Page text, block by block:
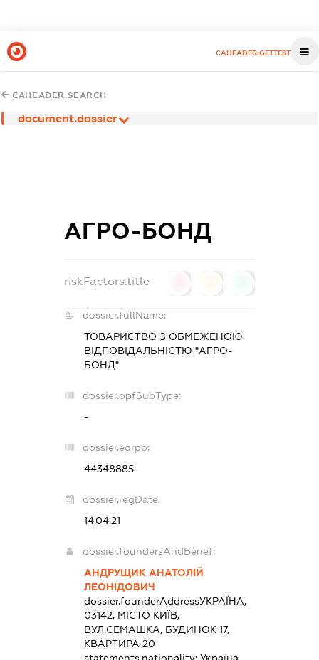
CAHEADER.GETTEST
CAHEADER.SEARCH
document.dossier
АГРО-БОНД
riskFactors.title
dossier.fullName:
ТОВАРИСТВО З ОБМЕЖЕНОЮ
ВІДПОВІДАЛЬНІСТЮ "АГРО-
БОНД"
dossier.opfSubType:
-
dossier.edrpo:
44348885
dossier.regDate:
14.04.21
dossier.foundersAndBenef:
АНДРУЩИК АНАТОЛІЙ
ЛЕОНІДОВИЧ
dossier.founderAddressУКРАЇНА,
03142, МІСТО КИЇВ,
ВУЛ.СЕМАШКА, БУДИНОК 17,
КВАРТИРА 20